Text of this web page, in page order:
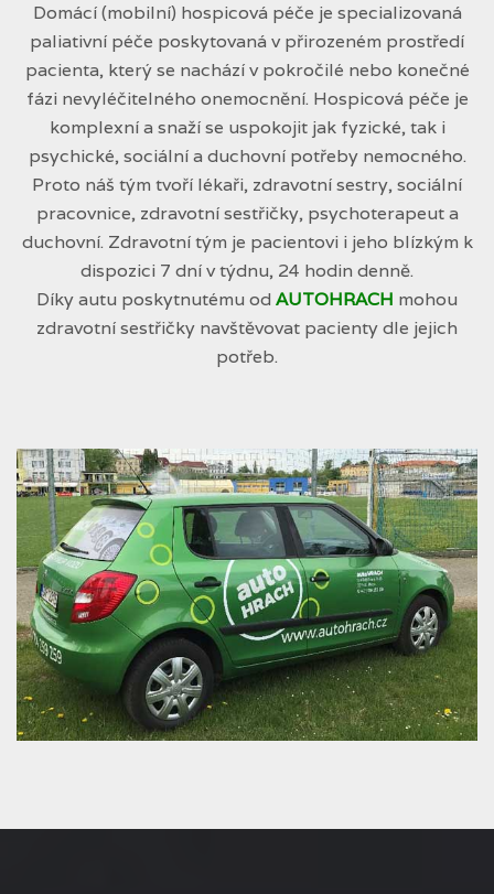
Domácí (mobilní) hospicová péče je specializovaná
paliativní péče poskytovaná v přirozeném prostředí
pacienta, který se nachází v pokročilé nebo konečné
fázi nevyléčitelného onemocnění. Hospicová péče je
komplexní a snaží se uspokojit jak fyzické, tak i
psychické, sociální a duchovní potřeby nemocného.
Proto náš tým tvoří lékaři, zdravotní sestry, sociální
pracovnice, zdravotní sestřičky, psychoterapeut a
duchovní. Zdravotní tým je pacientovi i jeho blízkým k
dispozici 7 dní v týdnu, 24 hodin denně.
Díky autu poskytnutému od AUTOHRACH mohou
zdravotní sestřičky navštěvovat pacienty dle jejich
potřeb.